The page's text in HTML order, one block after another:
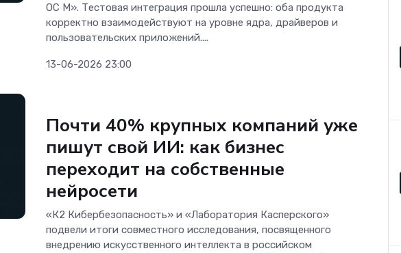
ОС М». Тестовая интеграция прошла успешно: оба продукта
корректно взаимодействуют на уровне ядра, драйверов и
пользовательских приложений....
13-06-2026 23:00
Почти 40% крупных компаний уже
пишут свой ИИ: как бизнес
переходит на собственные
нейросети
«К2 Кибербезопасность» и «Лаборатория Касперского»
подвели итоги совместного исследования, посвященного
внедрению искусственного интеллекта в российском